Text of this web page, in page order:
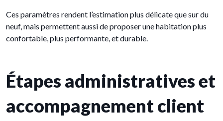
Ces paramètres rendent l’estimation plus délicate que sur du
neuf, mais permettent aussi de proposer une habitation plus
confortable, plus performante, et durable.
Étapes administratives et
accompagnement client